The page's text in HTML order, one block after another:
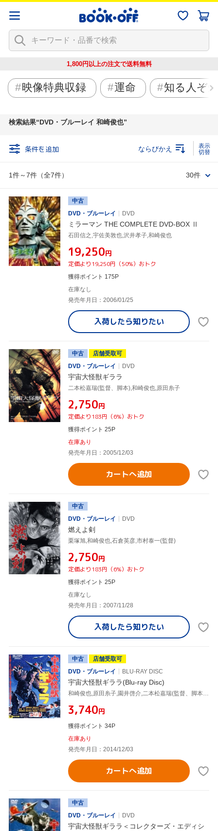
1,800円以上の注文で送料無料
映像特典収録 運命 知る人ぞ
検索結果 DVD・ブルーレイ 和崎俊也
条件を追加
1件～7件（全7件）
ならびかえ
30件
中古
DVD・ブルーレイ
DVD
ミラーマン THE COMPLETE DVD-BOX Ⅱ
石田信之,宇佐美敦也,沢井孝子,和崎俊也
¥19,250円
定価より19,250円（50%）おトク
獲得ポイント 175P
在庫なし
発売年月日：2006/01/25
入荷したら知りたい
中古
店舗受取可
DVD・ブルーレイ
DVD
宇宙大怪獣ギララ
二本松嘉瑞(監督、脚本),和崎俊也,原田糸子
¥2,750円
定価より183円（6%）おトク
獲得ポイント 25P
在庫あり
発売年月日：2005/12/03
カートへ追加
中古
DVD・ブルーレイ
DVD
燃えよ剣
栗塚旭,和崎俊也,石倉英彦,市村泰一(監督)
¥2,750円
定価より183円（6%）おトク
獲得ポイント 25P
在庫なし
発売年月日：2007/11/28
入荷したら知りたい
中古
店舗受取可
DVD・ブルーレイ
BLU-RAY DISC
宇宙大怪獣ギララ(Blu-ray Disc)
和崎俊也,原田糸子,園井啓介,二本松嘉瑞(監督、脚本),いずみたく(音楽)
¥3,740円
獲得ポイント 34P
在庫あり
発売年月日：2014/12/03
カートへ追加
中古
DVD・ブルーレイ
DVD
宇宙大怪獣ギララ＜コレクターズ・エディシ